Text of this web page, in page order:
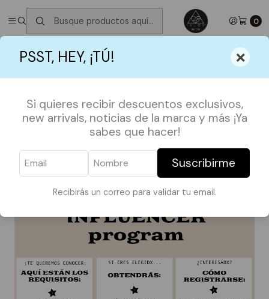
PSST, HEY, ¡TÚ! ×
Si quieres recibir descuentos exclusivos,
new arrivals, noticias de la marca y más ¡Ya
sabes que hacer!
Suscribirme
Recibirás un correo para validar tu email.
0
✮ ⋆ ˚｡𖦹 ⋆｡°✩Próximos Despachos jueves 6 de Agosto
°✩
INFLUENCER PROGRAM
INFLUENCER PROGRAM
Hola bby! si llegaste hasta aquí es porque te
interesa trabajar con nosotras ❤️